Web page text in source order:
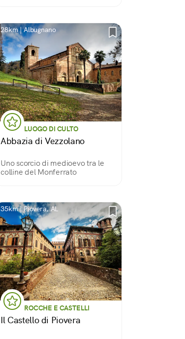
Secondo, soldato romano del II
secolo.
28km | Albugnano
LUOGO DI CULTO
Abbazia di Vezzolano
Uno scorcio di medioevo tra le
colline del Monferrato
35km | Piovera, AL
ROCCHE E CASTELLI
Il Castello di Piovera